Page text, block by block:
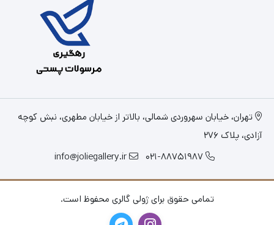
تهران، خیابان سهروردی شمالی، بالاتر از خیابان مطهری، نبش کوچه
آزادی، پلاک 276
021-88751987
info@joliegallery.ir
تمامی حقوق برای ژولی گالری محفوظ است.